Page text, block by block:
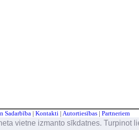
vietne izmanto sīkdatnes. Turpinot
Sadarbība| Kontakti| Autortiesības| Partneriem
Design & maintenance © 2000 - 2026 1st-studio.com